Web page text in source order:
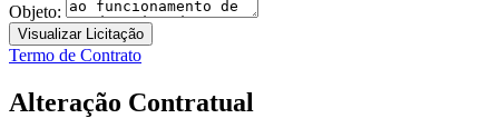
Objeto:
Visualizar Licitação
Termo de Contrato
Alteração Contratual